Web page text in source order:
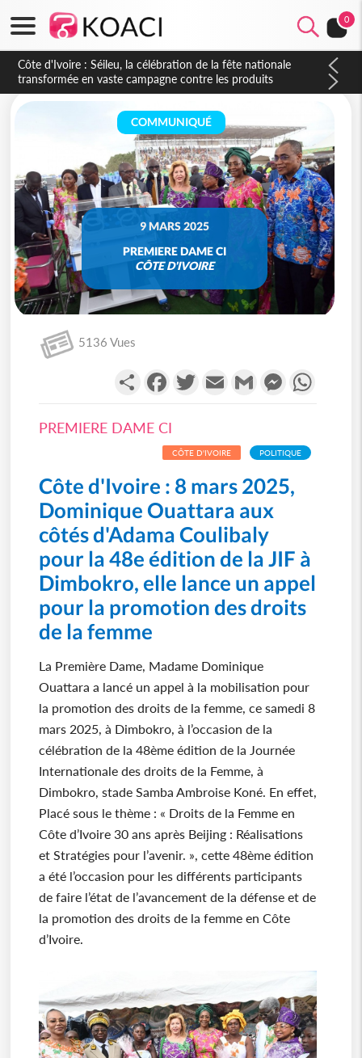
0
Côte d'Ivoire : Séileu, la célébration de la fête nationale
transformée en vaste campagne contre les produits
dépigmentants dangereux
COMMUNIQUÉ
9 MARS 2025
PREMIERE DAME CI
CÔTE D'IVOIRE
5136 Vues
PartagerFacebookTwitterEmail Gmail Messenger
PREMIERE DAME CI
CÔTE D'IVOIRE POLITIQUE
Côte d'Ivoire : 8 mars 2025,
Dominique Ouattara aux
côtés d'Adama Coulibaly
pour la 48e édition de la JIF à
Dimbokro, elle lance un appel
pour la promotion des droits
de la femme
La Première Dame, Madame Dominique
Ouattara a lancé un appel à la mobilisation pour
la promotion des droits de la femme, ce samedi 8
mars 2025, à Dimbokro, à l’occasion de la
célébration de la 48ème édition de la Journée
Internationale des droits de la Femme, à
Dimbokro, stade Samba Ambroise Koné. En effet,
Placé sous le thème : « Droits de la Femme en
Côte d’Ivoire 30 ans après Beijing : Réalisations
et Stratégies pour l’avenir. », cette 48ème édition
a été l’occasion pour les différents participants
de faire l’état de l’avancement de la défense et de
la promotion des droits de la femme en Côte
d’Ivoire.